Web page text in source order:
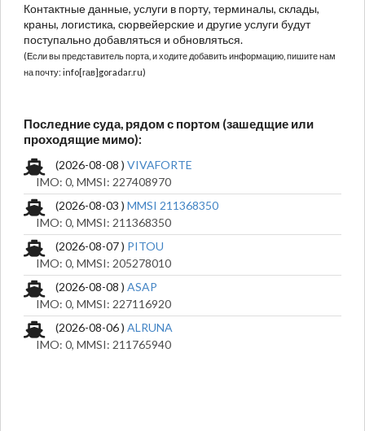
Контактные данные, услуги в порту, терминалы, склады,
краны, логистика, сюрвейерские и другие услуги будут
поступально добавляться и обновляться.
(Если вы представитель порта, и ходите добавить информацию, пишите нам
на почту: info[гав]goradar.ru)
Последние суда, рядом с портом (зашедщие или
проходящие мимо):
(2026-08-08 ) VIVAFORTE
IMO: 0, MMSI: 227408970
(2026-08-03 ) MMSI 211368350
IMO: 0, MMSI: 211368350
(2026-08-07 ) PITOU
IMO: 0, MMSI: 205278010
(2026-08-08 ) ASAP
IMO: 0, MMSI: 227116920
(2026-08-06 ) ALRUNA
IMO: 0, MMSI: 211765940